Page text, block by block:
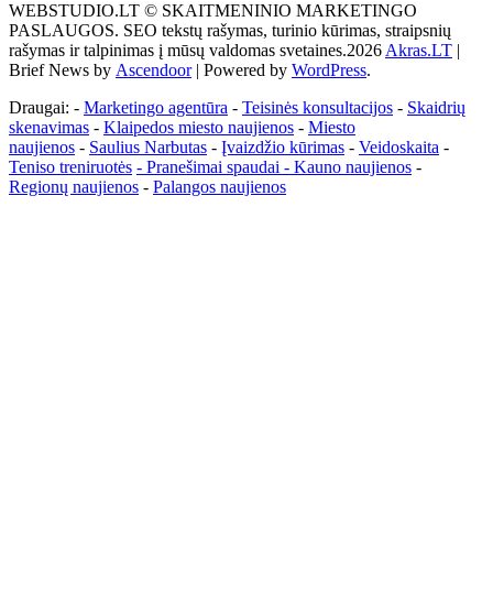
tai
žemės
ploto
matavimo
Pagrindinis
WEBSTUDIO.LT © SKAITMENINIO MARKETINGO
PASLAUGOS. SEO tekstų rašymas, turinio kūrimas, straipsnių
rašymas ir talpinimas į mūsų valdomas svetaines.2026 Akras.LT |
Brief News by Ascendoor| Powered by WordPress.
Draugai: - Marketingo agentūra - Teisinės konsultacijos - Skaidrių
skenavimas - Klaipedos miesto naujienos - Miesto
naujienos - Saulius Narbutas - Įvaizdžio kūrimas - Veidoskaita -
Teniso treniruotės - Pranešimai spaudai - Kauno naujienos -
Regionų naujienos - Palangos naujienos